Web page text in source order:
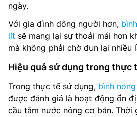
ngày.
Với gia đình đông người hơn,
lít sẽ mang lại sự thoải mái hơn
mà không phải chờ đun lại nhiều
Hiệu quả sử dụng trong thực
Trong thực tế sử dụng, bình
được đánh giá là hoạt động ổn
cầu tắm nước nóng cơ bản. Thời